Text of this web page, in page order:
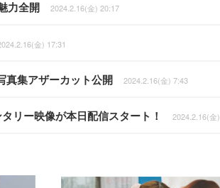
力全開 2024.2.16(金) 20:17
金) 17:31
集アザーカット公開 2024.2.16(金) 7:43
リー映像が本日配信スタート！ 2024.2.16(金